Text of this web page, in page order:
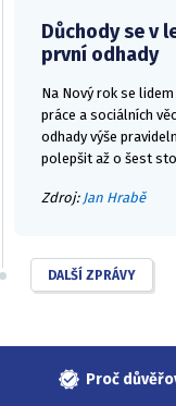
Důchody se v
první odhady
Na Nový rok se
práce a sociálních
odhady výše
polepšit až o šest
Zdroj: Jan Hrabě
DALŠÍ ZPRÁVY
Proč